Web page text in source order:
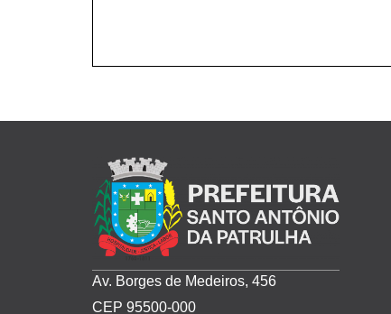
Av. Borges de Medeiros, 456
CEP 95500-000